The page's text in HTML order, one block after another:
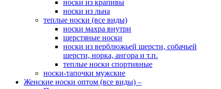
носки из крапивы
носки из льна
теплые носки (все виды)
носки махра внутри
шерстяные носки
носки из верблюжьей шерсти, собачьей
шерсти, норка, ангора и т.п.
теплые носки спортивные
носки-тапочки мужские
Женские носки оптом (все виды) –